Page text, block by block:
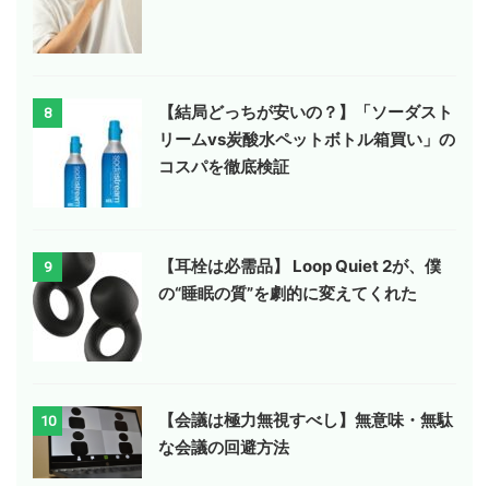
8
【結局どっちが安いの？】「ソーダスト
リームvs炭酸水ペットボトル箱買い」の
コスパを徹底検証
9
【耳栓は必需品】 Loop Quiet 2が、僕
の“睡眠の質”を劇的に変えてくれた
10
【会議は極力無視すべし】無意味・無駄
な会議の回避方法